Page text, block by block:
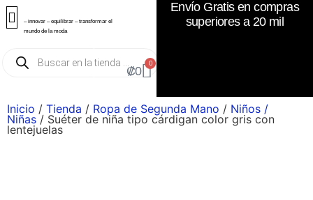
– innovar – equilibrar – transformar el
mundo de la moda
₡0
0
Envío Gratis en compras
superiores a 20 mil
Inicio / Tienda / Ropa de Segunda Mano / Niños /
Niñas / Suéter de niña tipo cárdigan color gris con
lentejuelas